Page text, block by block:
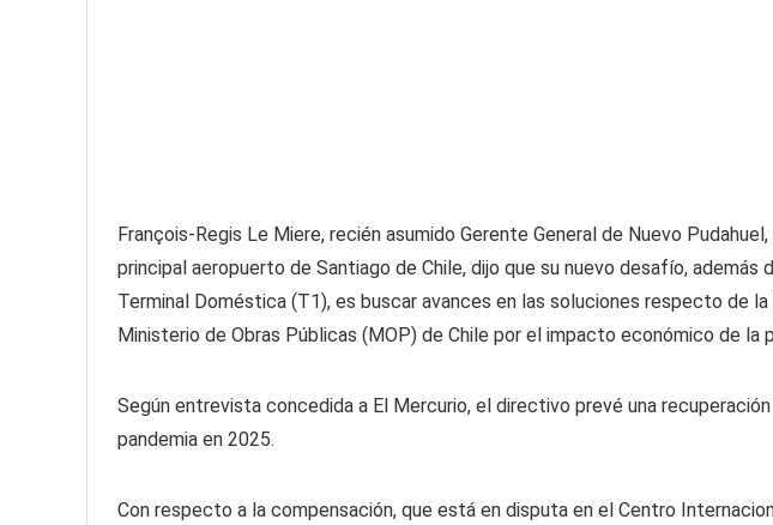
François-Regis Le Miere, recién asumido Gerente General de Nuevo
principal aeropuerto de Santiago de Chile, dijo que su nuevo desafío, además
Terminal Doméstica (T1), es buscar avances en las soluciones respecto de
Ministerio de Obras Públicas (MOP) de Chile por el impacto económico de la
Según entrevista concedida a El Mercurio, el directivo prevé una
pandemia en 2025.
Con respecto a la compensación, que está en disputa en el Centro